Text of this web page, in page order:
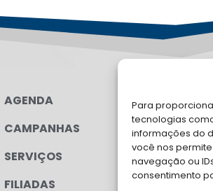
Para
tecnologias
informações do
você nos
navegação ou
consentimento
AGENDA
CAMPANHAS
SERVIÇOS
FILIADAS
LGPD
FALE
Solicite Apoio
para o seu